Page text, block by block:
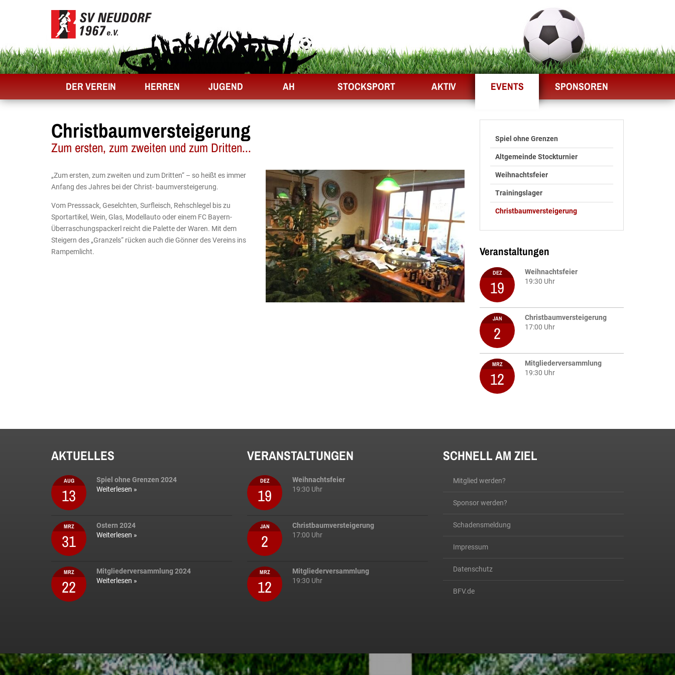
DER VEREIN HERREN JUGEND AH STOCKSPORT AKTIV EVENTS SPONSOREN
Christbaumversteigerung
Zum ersten, zum zweiten und zum Dritten...
„Zum ersten, zum zweiten und zum Dritten“ – so heißt es immer
Anfang des Jahres bei der Christ- baumversteigerung.
Vom Presssack, Geselchten, Surfleisch, Rehschlegel bis zu
Sportartikel, Wein, Glas, Modellauto oder einem FC Bayern-
Überraschungspackerl reicht die Palette der Waren. Mit dem
Steigern des „Granzels“ rücken auch die Gönner des Vereins ins
Rampemlicht.
Spiel ohne Grenzen
Altgemeinde Stockturnier
Weihnachtsfeier
Trainingslager
Christbaumversteigerung
Veranstaltungen
DEZ
19
Weihnachtsfeier
19:30 Uhr
JAN
2
Christbaumversteigerung
17:00 Uhr
MRZ
12
Mitgliederversammlung
19:30 Uhr
AKTUELLES
AUG
13
Spiel ohne Grenzen 2024
Weiterlesen »
MRZ
31
Ostern 2024
Weiterlesen »
MRZ
22
Mitgliederversammlung 2024
Weiterlesen »
VERANSTALTUNGEN
DEZ
19
Weihnachtsfeier
19:30 Uhr
JAN
2
Christbaumversteigerung
17:00 Uhr
MRZ
12
Mitgliederversammlung
19:30 Uhr
SCHNELL AM ZIEL
Mitglied werden?
Sponsor werden?
Schadensmeldung
Impressum
Datenschutz
BFV.de